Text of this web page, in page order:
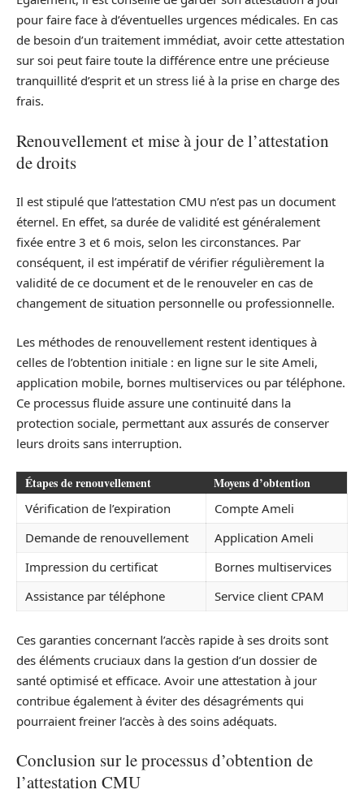
pour faire face à d’éventuelles urgences médicales. En cas
de besoin d’un traitement immédiat, avoir cette attestation
sur soi peut faire toute la différence entre une précieuse
tranquillité d’esprit et un stress lié à la prise en charge des
frais.
Renouvellement et mise à jour de l’attestation
de droits
Il est stipulé que l’attestation CMU n’est pas un document
éternel. En effet, sa durée de validité est généralement
fixée entre 3 et 6 mois, selon les circonstances. Par
conséquent, il est impératif de vérifier régulièrement la
validité de ce document et de le renouveler en cas de
changement de situation personnelle ou professionnelle.
Les méthodes de renouvellement restent identiques à
celles de l’obtention initiale : en ligne sur le site Ameli,
application mobile, bornes multiservices ou par téléphone.
Ce processus fluide assure une continuité dans la
protection sociale, permettant aux assurés de conserver
leurs droits sans interruption.
Étapes de renouvellement Moyens d’obtention
Vérification de l’expiration
Compte Ameli
Demande de renouvellement
Application Ameli
Impression du certificat
Bornes multiservices
Assistance par téléphone
Service client CPAM
Ces garanties concernant l’accès rapide à ses droits sont
des éléments cruciaux dans la gestion d’un dossier de
santé optimisé et efficace. Avoir une attestation à jour
contribue également à éviter des désagréments qui
pourraient freiner l’accès à des soins adéquats.
Conclusion sur le processus d’obtention de
l’attestation CMU